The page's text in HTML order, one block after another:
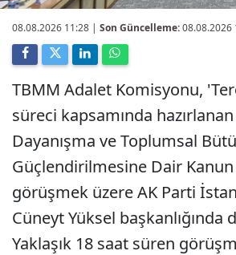
08.08.2026 11:28 | Son Güncelleme:08.08.2026
TBMM Adalet Komisyonu,
süreci kapsamında
Dayanışma ve Toplumsal
Güçlendirilmesine Dair
görüşmek üzere AK Parti
Cüneyt Yüksel başkanlığında
Yaklaşık 18 saat süren